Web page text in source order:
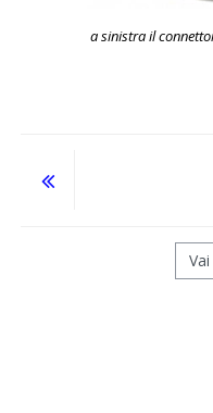
a sinistra il
Vai a...